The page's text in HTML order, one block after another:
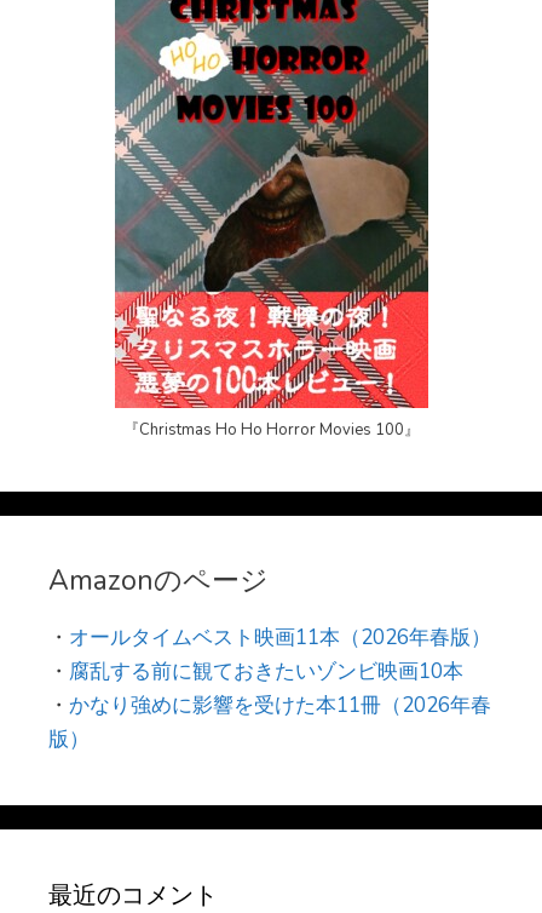
『Christmas Ho Ho Horror Movies 100』
Amazonのページ
・ オールタイムベスト映画11本（2026年春版）
・ 腐乱する前に観ておきたいゾンビ映画10本
・ かなり強めに影響を受けた本11冊（2026年春
版）
最近のコメント